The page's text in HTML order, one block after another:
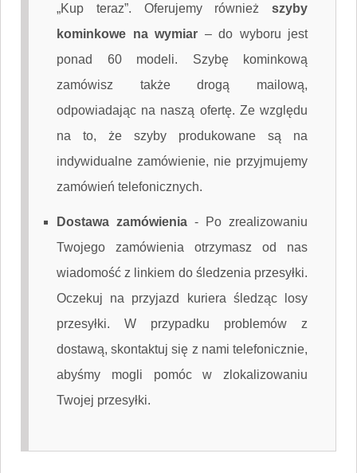
„Kup teraz”. Oferujemy również szyby
kominkowe na wymiar – do wyboru jest
ponad 60 modeli. Szybę kominkową
zamówisz także drogą mailową,
odpowiadając na naszą ofertę. Ze względu
na to, że szyby produkowane są na
indywidualne zamówienie, nie przyjmujemy
zamówień telefonicznych.
Dostawa zamówienia -
Po zrealizowaniu
Twojego zamówienia otrzymasz od nas
wiadomość z linkiem do śledzenia przesyłki.
Oczekuj na przyjazd kuriera śledząc losy
przesyłki. W przypadku problemów z
dostawą, skontaktuj się z nami telefonicznie,
abyśmy mogli pomóc w zlokalizowaniu
Twojej przesyłki.